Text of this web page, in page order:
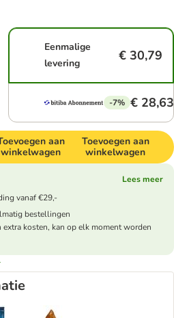
Eenmalige
levering
€ 30,79
-7% € 28,63
aan
winkelwagen
Toevoegen aan
winkelwagen
Lees meer
vanaf €29,-
bestellingen
extra kosten, kan op elk moment worden